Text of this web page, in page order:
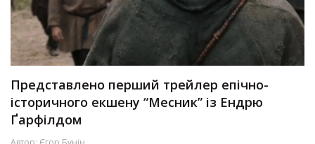
Представлено перший трейлер епічно-
історичного екшену “Месник” із Ендрю
Ґарфілдом